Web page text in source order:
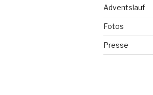
Adventslauf
Fotos
Presse